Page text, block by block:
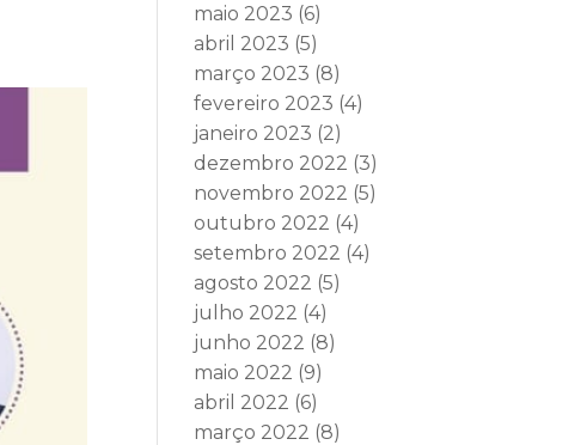
maio 2023 (6)
abril 2023 (5)
março 2023 (8)
fevereiro 2023 (4)
janeiro 2023 (2)
dezembro 2022 (3)
novembro 2022 (5)
outubro 2022 (4)
setembro 2022 (4)
agosto 2022 (5)
julho 2022 (4)
junho 2022 (8)
maio 2022 (9)
abril 2022 (6)
março 2022 (8)